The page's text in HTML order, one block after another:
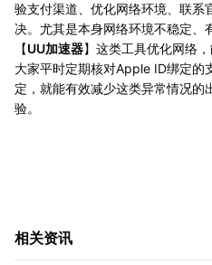
验支付渠道、优化网络环境、联系
决。尤其是本身网络环境不稳定、
【UU加速器】这类工具优化网络
大家平时定期核对Apple ID绑定的
定，就能有效减少这类异常情况的
验。
相关资讯